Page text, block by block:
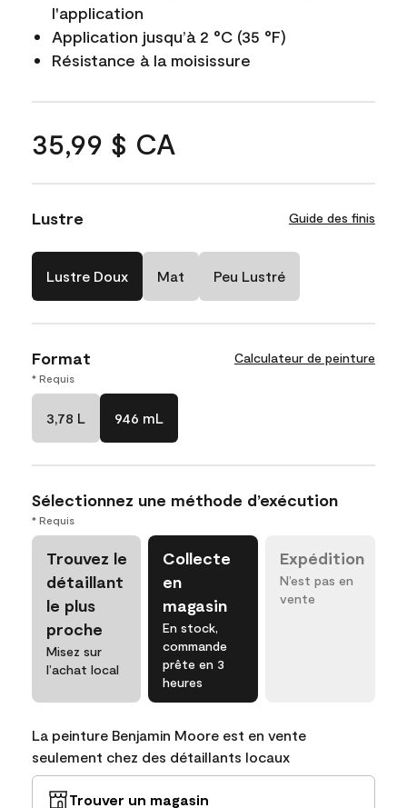
l'application
Application jusqu’à 2 °C (35 °F)
Résistance à la moisissure
35,99 $ CA
Lustre Guide des finis
Lustre Doux Mat Peu Lustré
Format Calculateur de peinture
* Requis
3,78 L 946 mL
Sélectionnez une méthode d’exécution
* Requis
Trouvez le
détaillant
le plus
proche
Misez sur
l’achat local
Collecte
en
magasin
En stock,
commande
prête en 3
heures
Expédition
N’est pas en
vente
La peinture Benjamin Moore est en vente
seulement chez des détaillants locaux
Trouver un magasin